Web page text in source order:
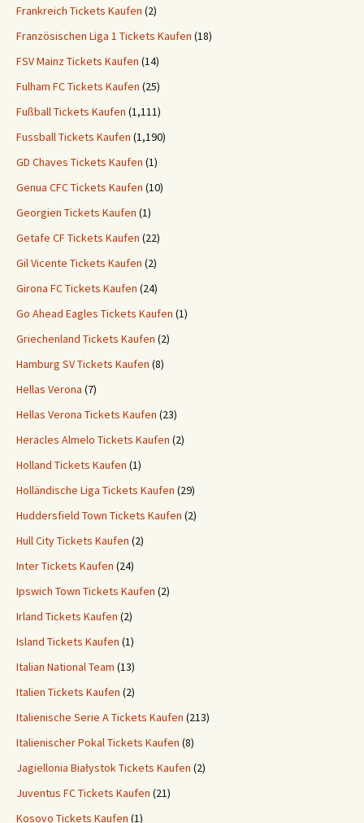
Frankreich Tickets Kaufen (2)
Französischen Liga 1 Tickets Kaufen (18)
FSV Mainz Tickets Kaufen (14)
Fulham FC Tickets Kaufen (25)
Fußball Tickets Kaufen (1,111)
Fussball Tickets Kaufen (1,190)
GD Chaves Tickets Kaufen (1)
Genua CFC Tickets Kaufen (10)
Georgien Tickets Kaufen (1)
Getafe CF Tickets Kaufen (22)
Gil Vicente Tickets Kaufen (2)
Girona FC Tickets Kaufen (24)
Go Ahead Eagles Tickets Kaufen (1)
Griechenland Tickets Kaufen (2)
Hamburg SV Tickets Kaufen (8)
Hellas Verona (7)
Hellas Verona Tickets Kaufen (23)
Heracles Almelo Tickets Kaufen (2)
Holland Tickets Kaufen (1)
Holländische Liga Tickets Kaufen (29)
Huddersfield Town Tickets Kaufen (2)
Hull City Tickets Kaufen (2)
Inter Tickets Kaufen (24)
Ipswich Town Tickets Kaufen (2)
Irland Tickets Kaufen (2)
Island Tickets Kaufen (1)
Italian National Team (13)
Italien Tickets Kaufen (2)
Italienische Serie A Tickets Kaufen (213)
Italienischer Pokal Tickets Kaufen (8)
Jagiellonia Białystok Tickets Kaufen (2)
Juventus FC Tickets Kaufen (21)
Kosovo Tickets Kaufen (1)